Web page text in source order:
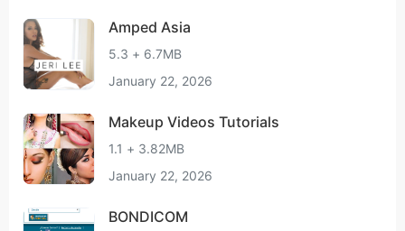
Amped Asia
5.3 + 6.7MB
January 22, 2026
Makeup Videos Tutorials
1.1 + 3.82MB
January 22, 2026
BONDICOM